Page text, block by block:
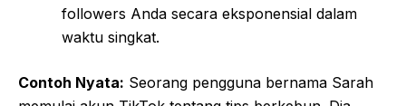
followers Anda secara eksponensial dalam
waktu singkat.
Contoh Nyata: Seorang pengguna bernama Sarah